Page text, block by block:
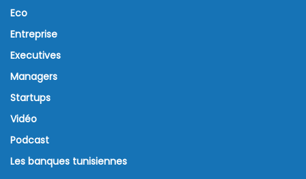
Eco
Entreprise
Executives
Managers
Startups
Vidéo
Podcast
Les banques tunisiennes